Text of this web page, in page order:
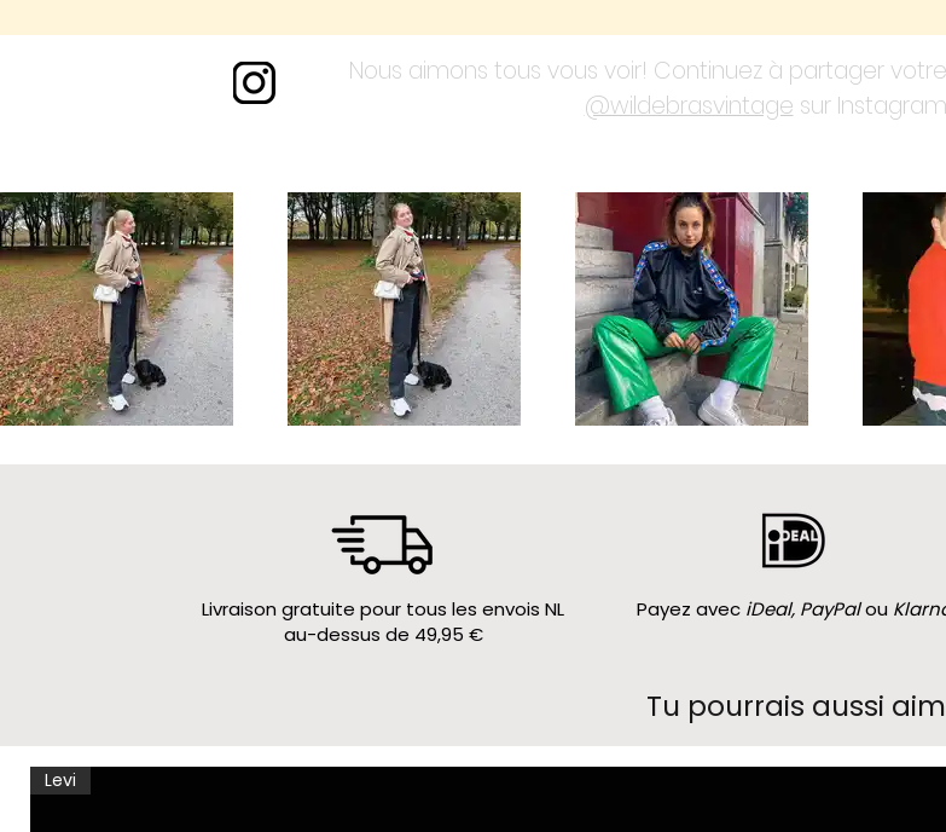
Nous aimons tous vous voir! Continuez à partager
@wildebrasvintage sur Instagram
Livraison gratuite pour tous les envois NL
au-dessus de 49,95 €
Payez avec iDeal, PayPalou
Tu pourrais aussi
Levi